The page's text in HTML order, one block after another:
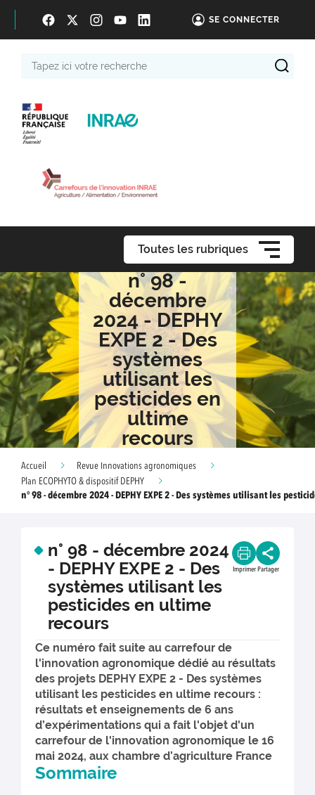
SE CONNECTER
Toutes les rubriques
n° 98 -
décembre
2024 - DEPHY
EXPE 2 - Des
systèmes
utilisant les
pesticides en
ultime
recours
Accueil
Revue Innovations agronomiques
Plan ECOPHYTO & dispositif DEPHY
n° 98 - décembre 2024 - DEPHY EXPE 2 - Des systèmes utilisant les
n° 98 - décembre 2024
- DEPHY EXPE 2 - Des
systèmes utilisant les
pesticides en ultime
recours
Imprimer Partager
Ce numéro fait suite au carrefour de
l'innovation agronomique dédié au résultats
des projets DEPHY EXPE 2 - Des systèmes
utilisant les pesticides en ultime recours :
résultats et enseignements de 6 ans
d’expérimentations qui a fait l'objet d'un
carrefour de l'innovation agronomique le 16
mai 2024, aux chambre d’agriculture France
Sommaire